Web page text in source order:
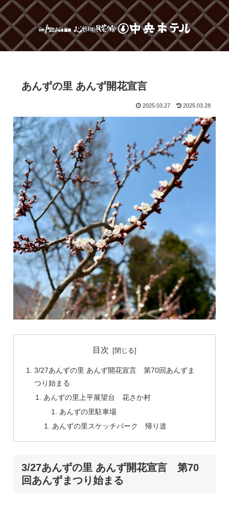
あんずの里 あんず開花宣言
2025.03.27 2025.03.28
目次
3/27あんずの里 あんず開花宣言 第70回あんずま
つり始まる
あんずの里上平展望台 花さか村
あんずの里駐車場
あんずの里スケッチパーク 帰り道
3/27あんずの里 あんず開花宣言 第70
回あんずまつり始まる